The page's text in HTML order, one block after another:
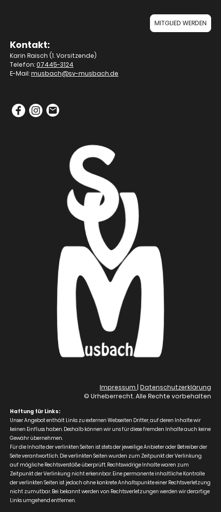
MITGLIED WERDEN
Kontakt:
Karin Raisch (1. Vorsitzende)
Telefon:07445-3124
E-Mail:musbach@sv-musbach.de
Impressum | Datenschutzerklärung
© Urheberrecht. Alle Rechte vorbehalten
Haftung für Links:
Unser Angebot enthält Links zu externen Webseiten Dritter, auf deren Inhalte wir
keinen Einfluss haben. Deshalb können wir uns für diese fremden Inhalte auch keine
Gewähr übernehmen.
Für die Inhalte der verlinkten Seiten ist stets der jeweilige Anbieter oder Betreiber der
Seite verantwortlich. Die verlinkten Seiten wurden zum Zeitpunkt der Verlinkung
auf mögliche Rechtsverstöße überprüft. Rechtswidrige Inhalte waren zum
Zeitpunkt der Verlinkung nicht erkennbar. Eine permanente inhaltliche Kontrolle
der verlinkten Seiten ist jedoch ohne konkrete Anhaltspunkte einer Rechtsverletzung
nicht zumutbar. Bei bekannt werden von Rechtsverletzungen werden wir derartige
Links umgehend entfernen.